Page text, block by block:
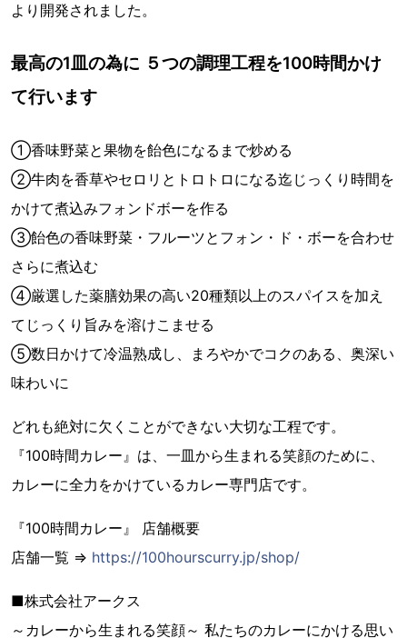
より開発されました。
最高の1皿の為に ５つの調理工程を100時間かけ
て行います
①香味野菜と果物を飴色になるまで炒める
②牛肉を香草やセロリとトロトロになる迄じっくり時間を
かけて煮込みフォンドボーを作る
③飴色の香味野菜・フルーツとフォン・ド・ボーを合わせ
さらに煮込む
④厳選した薬膳効果の高い20種類以上のスパイスを加え
てじっくり旨みを溶けこませる
⑤数日かけて冷温熟成し、まろやかでコクのある、奥深い
味わいに
どれも絶対に欠くことができない大切な工程です。
『100時間カレー』は、一皿から生まれる笑顔のために、
カレーに全力をかけているカレー専門店です。
『100時間カレー』 店舗概要
店舗一覧 ⇒ https://100hourscurry.jp/shop/
■株式会社アークス
～カレーから生まれる笑顔～ 私たちのカレーにかける思い